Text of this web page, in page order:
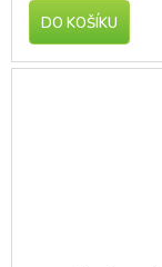
DO KOŠÍKU